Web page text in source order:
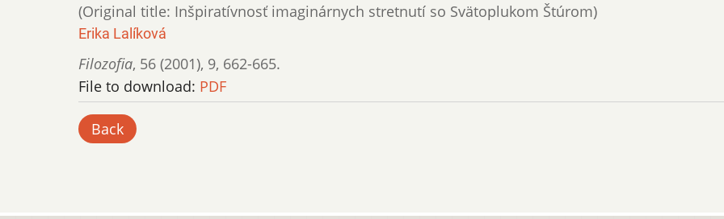
(Original title: Inšpiratívnosť imaginárnych stretnutí so Svätoplukom Štúrom)
Erika Lalíková
Filozofia, 56 (2001), 9, 662-665.
File to download: PDF
Back